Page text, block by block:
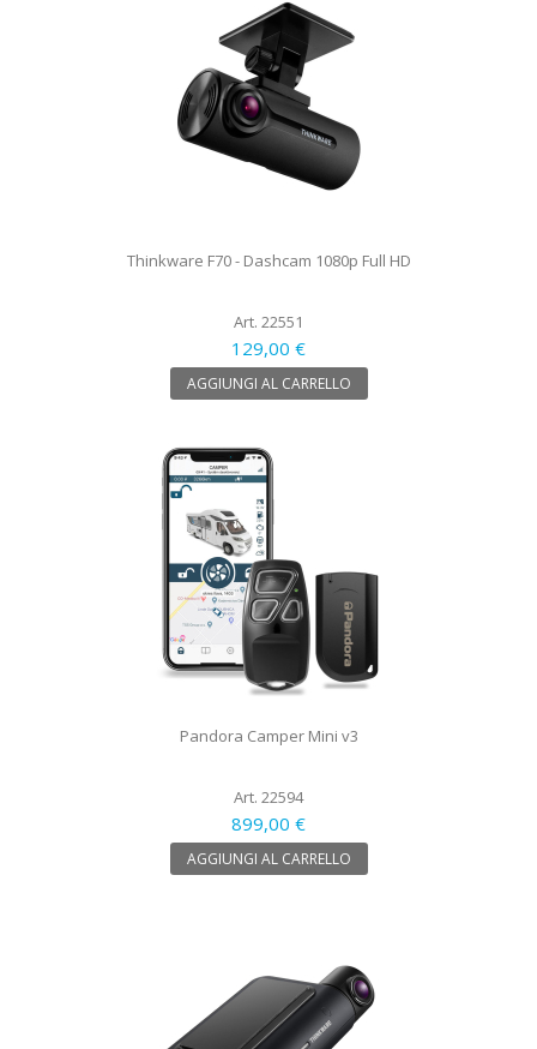
Thinkware F70 - Dashcam 1080p Full HD
Art. 22551
129,00 €
AGGIUNGI AL CARRELLO
Pandora Camper Mini v3
Art. 22594
899,00 €
AGGIUNGI AL CARRELLO